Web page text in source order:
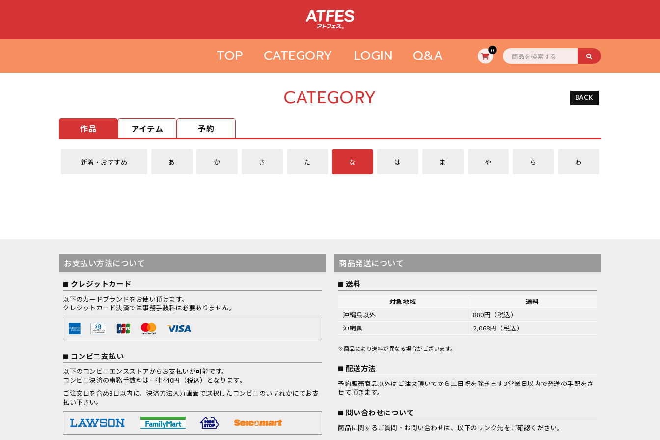
TOP CATEGORY LOGIN Q&A 0
CATEGORY BACK
作品 アイテム 予約
新着・おすすめ あ か さ た な は ま や ら わ
お支払い方法について
クレジットカード
以下のカードブランドをお使い頂けます。
クレジットカード決済では事務手数料は必要ありません。
コンビニ支払い
以下のコンビニエンスストアからお支払いが可能です。
コンビニ決済の事務手数料は一律440円（税込）となります。
ご注文日を含め3日以内に、決済方法入力画面で選択したコンビニのいずれかにてお支
払い下さい。
商品発送について
送料
対象地域
送料
沖縄県以外
880円（税込）
沖縄県
2,068円（税込）
※商品により送料が異なる場合がございます。
配送方法
予約販売商品以外はご注文頂いてから土日祝を除きます3営業日以内で発送の手配をさ
せて頂きます。
問い合わせについて
商品に関するご質問・お問い合わせは、以下のリンク先をご確認ください。